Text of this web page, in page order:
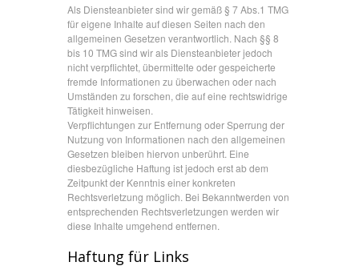
Als Diensteanbieter sind wir gemäß § 7 Abs.1 TMG
für eigene Inhalte auf diesen Seiten nach den
allgemeinen Gesetzen verantwortlich. Nach §§ 8
bis 10 TMG sind wir als Diensteanbieter jedoch
nicht verpflichtet, übermittelte oder gespeicherte
fremde Informationen zu überwachen oder nach
Umständen zu forschen, die auf eine rechtswidrige
Tätigkeit hinweisen.
Verpflichtungen zur Entfernung oder Sperrung der
Nutzung von Informationen nach den allgemeinen
Gesetzen bleiben hiervon unberührt. Eine
diesbezügliche Haftung ist jedoch erst ab dem
Zeitpunkt der Kenntnis einer konkreten
Rechtsverletzung möglich. Bei Bekanntwerden von
entsprechenden Rechtsverletzungen werden wir
diese Inhalte umgehend entfernen.
Haftung für Links